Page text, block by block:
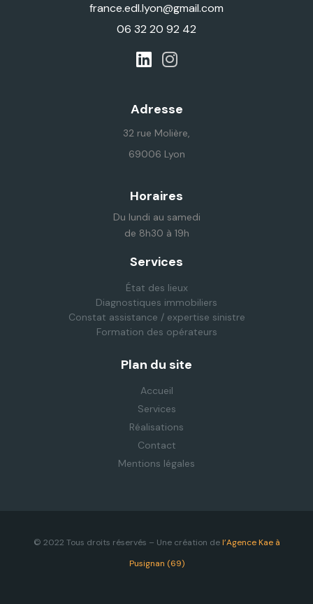
france.edl.lyon@gmail.com
06 32 20 92 42
Adresse
32 rue Molière,
69006 Lyon
Horaires
Du lundi au samedi
de 8h30 à 19h
Services
État des lieux
Diagnostiques immobiliers
Constat assistance / expertise sinistre
Formation des opérateurs
Plan du site
Accueil
Services
Réalisations
Contact
Mentions légales
© 2022 Tous droits réservés – Une création del’Agence Kae à
Pusignan (69)